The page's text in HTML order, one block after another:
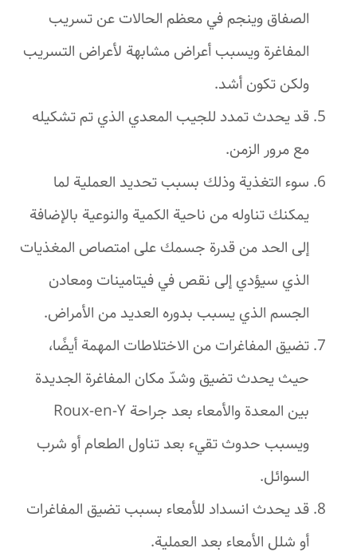
الصفاق وينجم في معظم الحالات عن تسريب
المفاغرة ويسبب أعراض مشابهة لأعراض التسريب
ولكن تكون أشد.
قد يحدث تمدد للجيب المعدي الذي تم تشكيله
مع مرور الزمن.
سوء التغذية وذلك بسبب تحديد العملية لما
يمكنك تناوله من ناحية الكمية والنوعية بالإضافة
إلى الحد من قدرة جسمك على امتصاص المغذيات
الذي سيؤدي إلى نقص في فيتامينات ومعادن
الجسم الذي يسبب بدوره العديد من الأمراض.
تضيق المفاغرات من الاختلاطات المهمة أيضًا،
حيث يحدث تضيق وشدّ مكان المفاغرة الجديدة
بين المعدة والأمعاء بعد جراحة Roux-en-Y
ويسبب حدوث تقيء بعد تناول الطعام أو شرب
السوائل.
قد يحدث انسداد للأمعاء بسبب تضيق المفاغرات
أو شلل الأمعاء بعد العملية.